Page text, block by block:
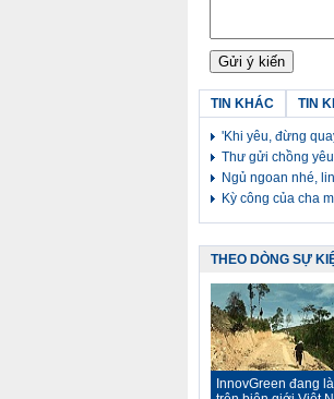
TIN KHÁC TIN
'Khi yêu, đừng
Thư gửi chồng
Ngủ ngoan nhé,
Kỳ công của cha
THEO DÒNG SỰ
InnovGreen đang